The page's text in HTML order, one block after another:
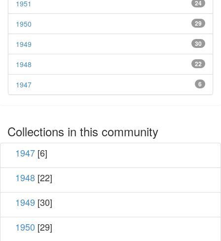
24
1951
29
1950
30
1949
22
1948
6
1947
Collections in this community
1947 [6]
1948 [22]
1949 [30]
1950 [29]